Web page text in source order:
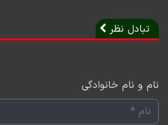
تبادل نظر
نام و نام خانوادگی